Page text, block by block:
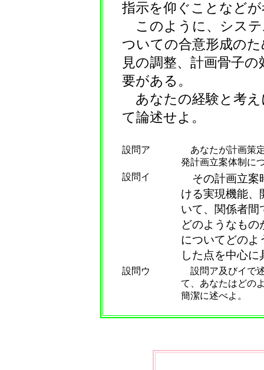
指示を仰ぐことなど
このように、システ
ついての合意形成の
見の調整、計画骨子
要がある。
あなたの経験と考え
て論述せよ。
設問ア
あなたが計画策
発計画立案体制に
設問イ
その計画立案
ける実現機能、
いて、関係者間
どのようなも
についてどのよ
した点を中心
設問ウ
設問ア及びイで
て、あなたはどの
簡潔に述べよ。